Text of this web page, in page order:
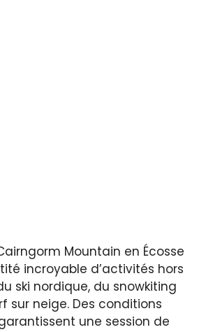
Mountain en Écosse
incroyable d’activités hors
ski nordique, du snowkiting
sur neige. Des conditions
une session de